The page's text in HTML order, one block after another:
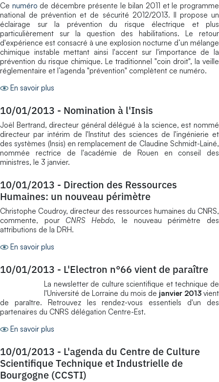
Ce numéro de décembre présente le bilan 2011 et le programme
national de prévention et de sécurité 2012/2013. Il propose un
éclairage sur la prévention du risque électrique et plus
particulièrement sur la question des habilitations. Le retour
d'expérience est consacré à une explosion nocturne d’un mélange
chimique instable mettant ainsi l'accent sur l'importance de la
prévention du risque chimique. Le traditionnel "coin droit", la veille
réglementaire et l’agenda "prévention" complètent ce numéro.
En savoir plus
10/01/2013 - Nomination à l'Insis
Joël Bertrand, directeur général délégué à la science, est nommé
directeur par intérim de l'Institut des sciences de l'ingénierie et
des systèmes (Insis) en remplacement de Claudine Schmidt-Lainé,
nommée rectrice de l'académie de Rouen en conseil des
ministres, le 3 janvier.
10/01/2013 - Direction des Ressources
Humaines: un nouveau périmètre
Christophe Coudroy, directeur des ressources humaines du CNRS,
commente, pour CNRS Hebdo, le nouveau périmètre des
attributions de la DRH.
En savoir plus
10/01/2013 - L'Electron n°66 vient de paraître
La newsletter de culture scientifique et technique de
l'Université de Lorraine du mois de janvier 2013 vient
de paraître. Retrouvez les rendez-vous essentiels d'un des
partenaires du CNRS délégation Centre-Est.
En savoir plus
10/01/2013 - L'agenda du Centre de Culture
Scientifique Technique et Industrielle de
Bourgogne (CCSTI)